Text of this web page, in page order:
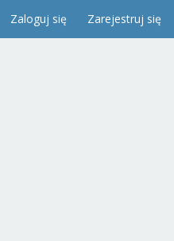
Zaloguj się Zarejestruj się